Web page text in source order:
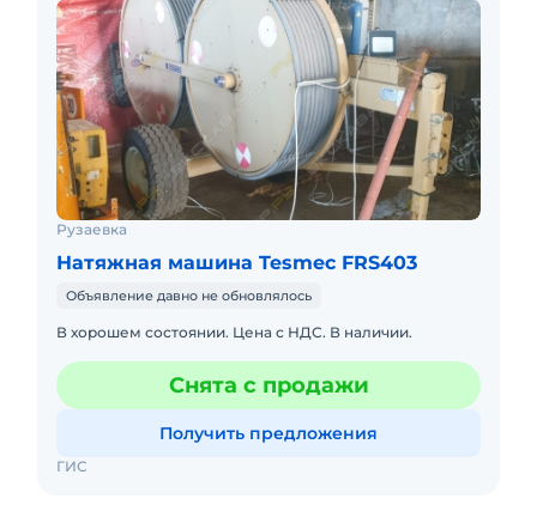
Рузаевка
Натяжная машина Tesmec FRS403
Объявление давно не обновлялось
В хорошем состоянии. Цена с НДС. В наличии.
Снята с продажи
Получить предложения
ГИС